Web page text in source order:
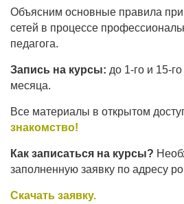
Объясним основные правила
сетей в процессе
педагога.
Запись на курсы: до 1-го и 15-
месяца.
Все материалы в открытом
знакомство!
Как записаться на курсы?
заполненную заявку по адресу
Скачать заявку.